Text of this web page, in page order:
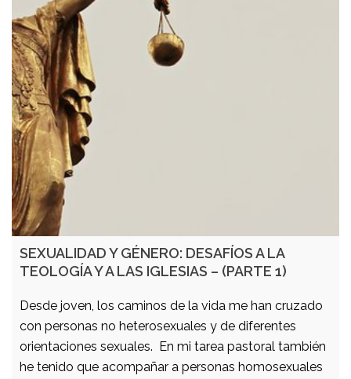
SEXUALIDAD Y GÉNERO: DESAFÍOS A LA
TEOLOGÍA Y A LAS IGLESIAS – (PARTE 1)
Desde joven, los caminos de la vida me han cruzado
con personas no heterosexuales y de diferentes
orientaciones sexuales. En mi tarea pastoral también
he tenido que acompañar a personas homosexuales